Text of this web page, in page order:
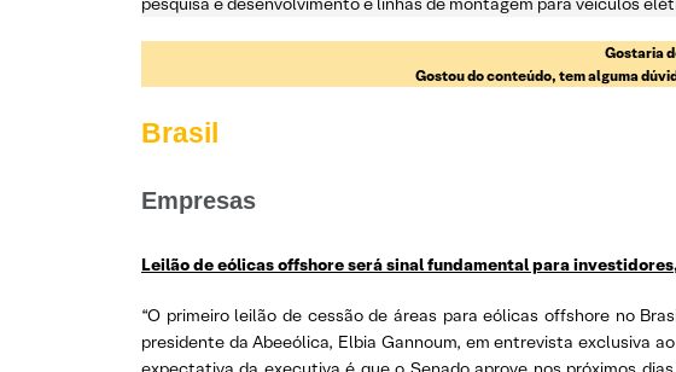
Gostaria
Gostou do conteúdo, tem alguma
Brasil
Empresas
Leilão de eólicas offshore será sinal fundamental para
“O primeiro leilão de cessão de áreas para eólicas offshore no
presidente da Abeeólica, Elbia Gannoum, em entrevista exclusiva